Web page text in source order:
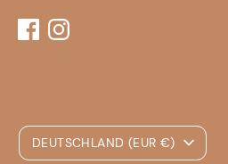
Währung
DEUTSCHLAND (EUR €)